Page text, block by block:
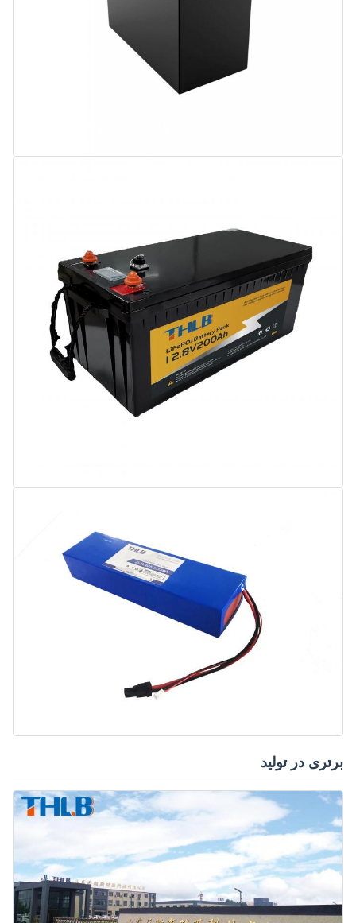
برتری در تولید